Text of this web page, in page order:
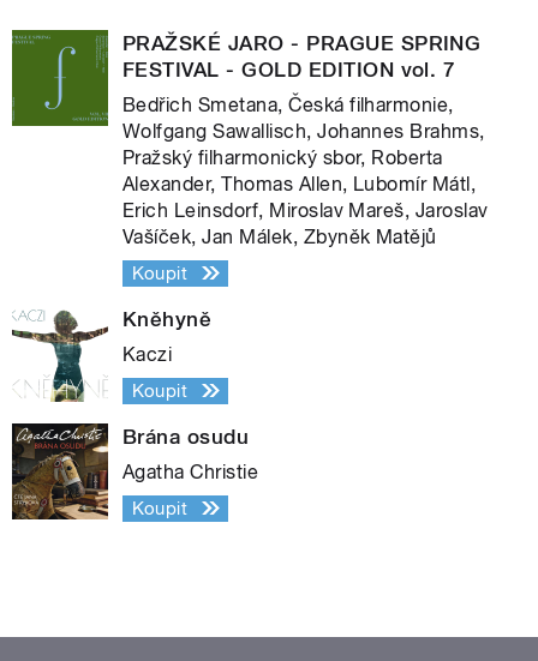
PRAŽSKÉ JARO - PRAGUE SPRING
FESTIVAL - GOLD EDITION vol. 7
Bedřich Smetana, Česká filharmonie,
Wolfgang Sawallisch, Johannes Brahms,
Pražský filharmonický sbor, Roberta
Alexander, Thomas Allen, Lubomír Mátl,
Erich Leinsdorf, Miroslav Mareš, Jaroslav
Vašíček, Jan Málek, Zbyněk Matějů
Koupit
Kněhyně
Kaczi
Koupit
Brána osudu
Agatha Christie
Koupit